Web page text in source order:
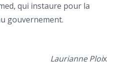
qui instaure pour la
gouvernement.
Laurianne Ploix